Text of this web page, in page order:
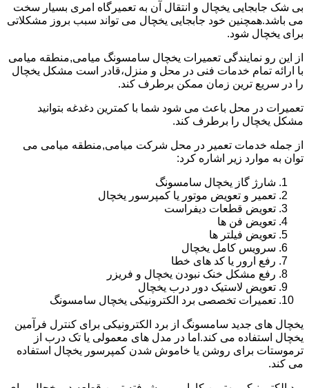
بی شک جابجایی یخچال و انتقال آن به تعمیرگاه امری بسیار سخت
می باشد.همچنین خود جابجایی یخچال می تواند سبب بروز مشکلاتی
برای یخچال شود.
از این رو نمایندگی تعمیرات یخچال سامسونگ میامی,منطقه میامی
با ارائه تمام خدمات فنی در محل و منزل،قادر است مشکل یخچال
را در سریع ترین زمان ممکن برطرف کند.
تعمیرات در محل باعث می شود شما با کمترین دغدغه بتوانید
مشکل یخچال را برطرف کند.
از جمله خدمات تعمیر در محل شرکت میامی,منطقه میامی می
توان به موارد زیر اشاره کرد:
شارژ گاز یخچال سامسونگ
تعمیر و تعویض موتور یا کمپرسور یخچال
تعویض قطعات دیفراست
تعویض فن ها
تعویض فیلتر ها
سرویس کامل یخچال
رفع ارور یا کد های خطا
رفع مشکل خنک نبودن یخچال و فریزر
تعویض لاستیک دور درب یخچال
تعمیرات تخصصی برد الکترونیکی یخچال سامسونگ
یخچال های جدید سامسونگ از برد الکترونیکی برای کنترل فرآمین
یخچال استفاده می کند.اما در مدل های معمولی یا تک درب از
ترموستات برای روشن یا خاموش شدن کمپرسور یخچال استفاده
می کند.